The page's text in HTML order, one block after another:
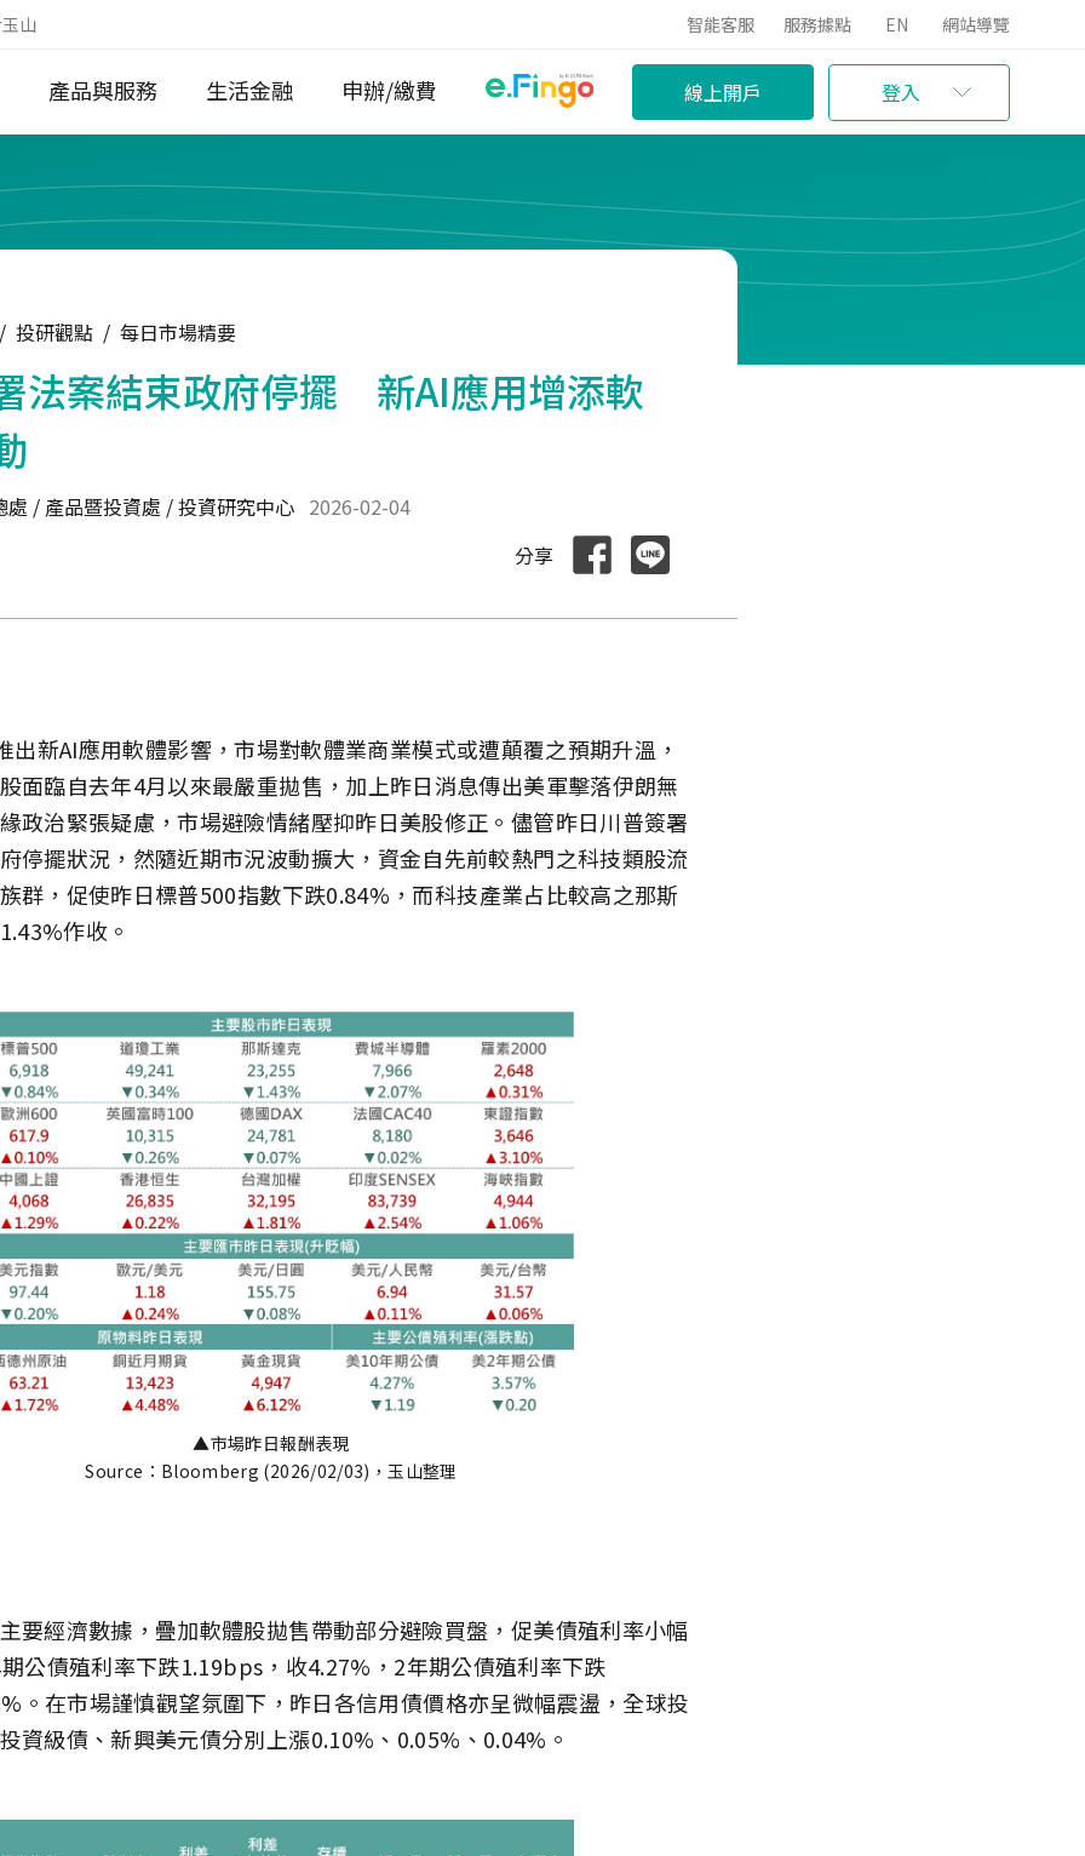
山 智能客服 服務據點 EN 網站導覽
產品與服務 生活金融 申辦/繳費 線上開戶 登入
投研觀點 / 每日市場精要
法案結束政府停擺 新AI應用增添軟
處 / 產品暨投資處 / 投資研究中心 2026-02-04
分享
新AI應用軟體影響，市場對軟體業商業模式或遭顛覆之預期升溫，
面臨自去年4月以來最嚴重拋售，加上昨日消息傳出美軍擊落伊朗無
政治緊張疑慮，市場避險情緒壓抑昨日美股修正。儘管昨日川普簽署
停擺狀況，然隨近期市況波動擴大，資金自先前較熱門之科技類股流
群，促使昨日標普500指數下跌0.84%，而科技產業占比較高之那斯
作收。
▲市場昨日報酬表現
Source：Bloomberg (2026/02/03)，玉山整理
要經濟數據，疊加軟體股拋售帶動部分避險買盤，促美債殖利率小幅
公債殖利率下跌1.19bps，收4.27%，2年期公債殖利率下跌
。在市場謹慎觀望氛圍下，昨日各信用債價格亦呈微幅震盪，全球投
資級債、新興美元債分別上漲0.10%、0.05%、0.04%。